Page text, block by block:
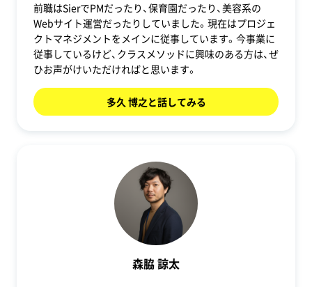
前職はSierでPMだったり、保育園だったり、美容系の
Webサイト運営だったりしていました。現在はプロジェ
クトマネジメントをメインに従事しています。今事業に
従事しているけど、クラスメソッドに興味のある方は、ぜ
ひお声がけいただければと思います。
多久 博之と話してみる
森脇 諒太